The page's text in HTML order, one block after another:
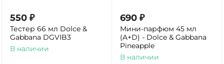
550 ₽
Тестер 66 мл Dolce &
Gabbana DGVIB3
В наличии
690 ₽
Мини-парфюм 45 мл
(A+D) - Dolce & Gabbana
Pineapple
В наличии